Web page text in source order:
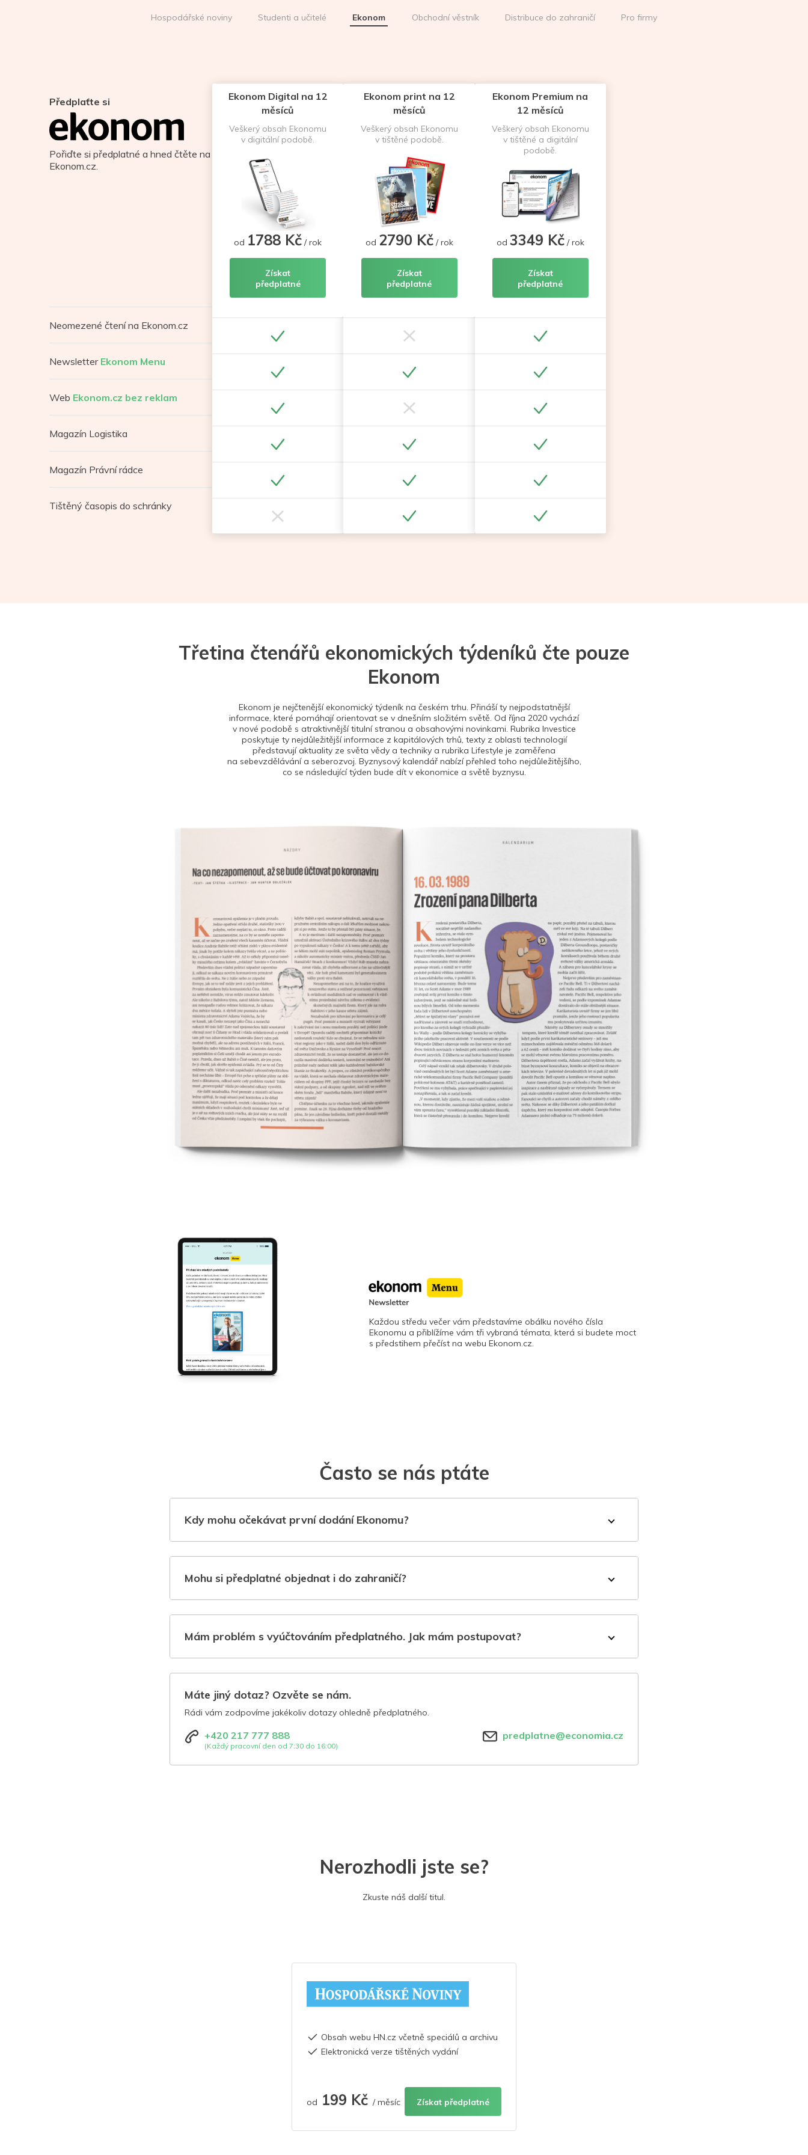
Hospodářské noviny Studenti a učitelé Ekonom Obchodní věstník Distribuce do zahraničí Pro firmy
Předplaťte si
Pořiďte si předplatné a hned čtěte na
Ekonom.cz.
Neomezené čtení na Ekonom.cz
Newsletter Ekonom Menu
Web Ekonom.cz bez reklam
Magazín Logistika
Magazín Právní rádce
Tištěný časopis do schránky
Ekonom Digital na 12
měsíců
Veškerý obsah Ekonomu
v digitální podobě.
od 1788 Kč / rok
Získat
předplatné
Ekonom print na 12
měsíců
Veškerý obsah Ekonomu
v tištěné podobě.
od 2790 Kč/ rok
Získat
předplatné
Ekonom Premium na
12 měsíců
Veškerý obsah Ekonomu
v tištěné a digitální
podobě.
od 3349 Kč/ rok
Získat
předplatné
Třetina čtenářů ekonomických týdeníků čte pouze
Ekonom
Ekonom je nejčtenější ekonomický týdeník na českém trhu. Přináší ty nejpodstatnější
informace, které pomáhají orientovat se v dnešním složitém světě. Od října 2020 vychází
v nové podobě s atraktivnější titulní stranou a obsahovými novinkami. Rubrika Investice
poskytuje ty nejdůležitější informace z kapitálových trhů, texty z oblasti technologií
představují aktuality ze světa vědy a techniky a rubrika Lifestyle je zaměřena
na sebevzdělávání a seberozvoj. Byznysový kalendář nabízí přehled toho nejdůležitějšího,
co se následující týden bude dít v ekonomice a světě byznysu.
Každou středu večer vám představíme obálku nového čísla
Ekonomu a přiblížíme vám tři vybraná témata, která si budete moct
s předstihem přečíst na webu Ekonom.cz.
Často se nás ptáte
Kdy mohu očekávat první dodání Ekonomu?
Mohu si předplatné objednat i do zahraničí?
Mám problém s vyúčtováním předplatného. Jak mám postupovat?
Máte jiný dotaz? Ozvěte se nám.
Rádi vám zodpovíme jakékoliv dotazy ohledně předplatného.
+420 217 777 888
(Každý pracovní den od 7:30 do 16:00)
predplatne@economia.cz
Nerozhodli jste se?
Zkuste náš další titul.
Obsah webu HN.cz včetně speciálů a archivu
Elektronická verze tištěných vydání
od 199 Kč / měsíc Získat předplatné